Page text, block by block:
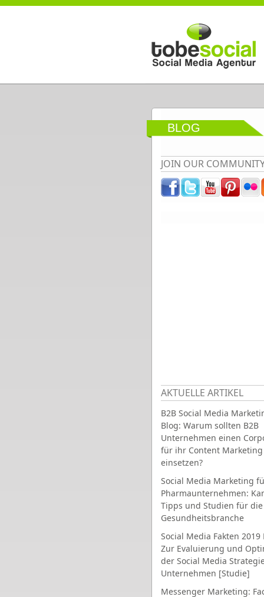
Direkt zum Inhalt
BLOG
JOIN OUR
AKTUELLE ARTIKEL
B2B Social Media
Blog: Warum sollten B2B
Unternehmen einen
für ihr Content Marketing
einsetzen?
Social Media Marketing
Pharmaunternehmen:
Tipps und Studien für die
Gesundheitsbranche
Social Media Fakten 2019
Zur Evaluierung und
der Social Media
Unternehmen [Studie]
Messenger Marketing: